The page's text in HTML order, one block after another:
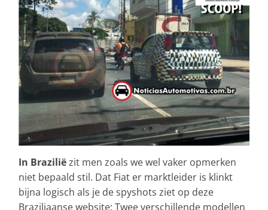
In Braziliëzit men zoals we wel vaker opmerken
niet bepaald stil. Dat Fiat er marktleider is klinkt
bijna logisch als je de spyshots ziet op deze
Braziliaanse website; Twee verschillende modellen